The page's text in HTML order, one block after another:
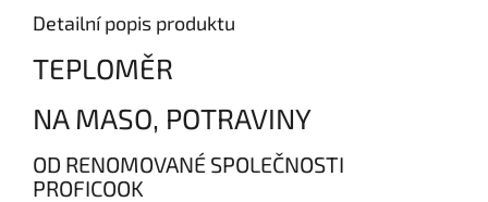
Detailní popis produktu
TEPLOMĚR
NA MASO, POTRAVINY
OD RENOMOVANÉ SPOLEČNOSTI
PROFICOOK